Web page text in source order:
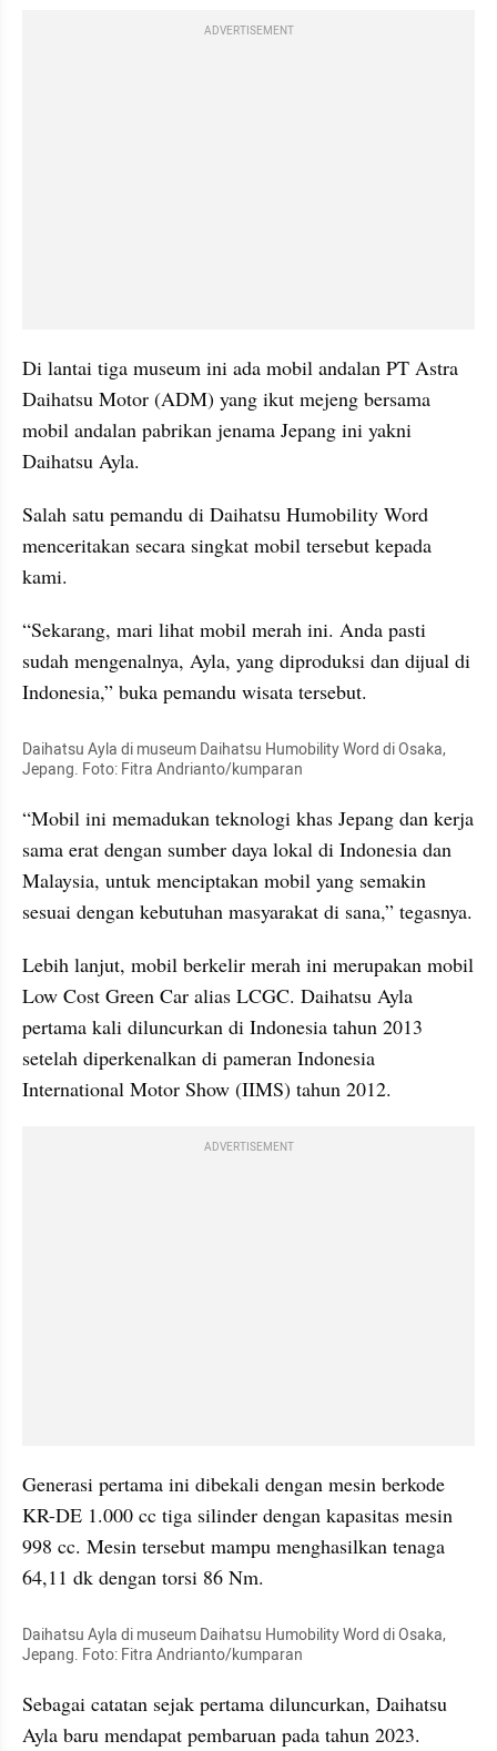
ADVERTISEMENT
Di lantai tiga museum ini ada mobil andalan PT Astra
Daihatsu Motor (ADM) yang ikut mejeng bersama
mobil andalan pabrikan jenama Jepang ini yakni
Daihatsu Ayla.
Salah satu pemandu di Daihatsu Humobility Word
menceritakan secara singkat mobil tersebut kepada
kami.
“Sekarang, mari lihat mobil merah ini. Anda pasti
sudah mengenalnya, Ayla, yang diproduksi dan dijual di
Indonesia,” buka pemandu wisata tersebut.
Daihatsu Ayla di museum Daihatsu Humobility Word di Osaka,
Jepang. Foto: Fitra Andrianto/kumparan
“Mobil ini memadukan teknologi khas Jepang dan kerja
sama erat dengan sumber daya lokal di Indonesia dan
Malaysia, untuk menciptakan mobil yang semakin
sesuai dengan kebutuhan masyarakat di sana,” tegasnya.
Lebih lanjut, mobil berkelir merah ini merupakan mobil
Low Cost Green Car alias LCGC. Daihatsu Ayla
pertama kali diluncurkan di Indonesia tahun 2013
setelah diperkenalkan di pameran Indonesia
International Motor Show (IIMS) tahun 2012.
ADVERTISEMENT
Generasi pertama ini dibekali dengan mesin berkode
KR-DE 1.000 cc tiga silinder dengan kapasitas mesin
998 cc. Mesin tersebut mampu menghasilkan tenaga
64,11 dk dengan torsi 86 Nm.
Daihatsu Ayla di museum Daihatsu Humobility Word di Osaka,
Jepang. Foto: Fitra Andrianto/kumparan
Sebagai catatan sejak pertama diluncurkan, Daihatsu
Ayla baru mendapat pembaruan pada tahun 2023.